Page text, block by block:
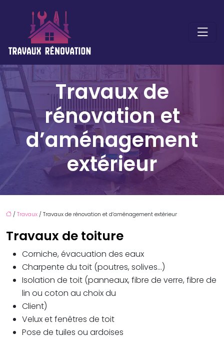
Travaux de
rénovation et
d’aménagement
extérieur
/Travaux / Travaux de rénovation et d’aménagement extérieur
Travaux de toiture
Corniche, évacuation des eaux
Charpente du toit (poutres, solives…)
Isolation de toit (panneaux, fibre de verre, fibre de
lin ou coton au choix du
Client)
Velux et fenêtres de toit
Pose de tuiles ou ardoises